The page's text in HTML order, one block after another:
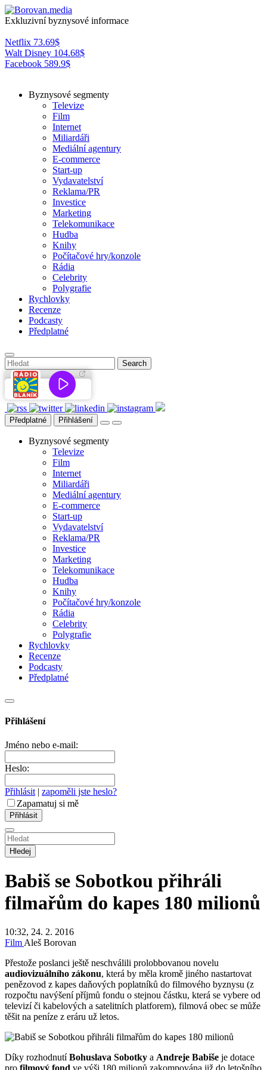
Exkluzivní byznysové informace
Netflix 73.69$
Walt Disney 104.68$
Facebook 589.9$
Byznysové segmenty
Televize
Film
Internet
Miliardáři
Mediální agentury
E-commerce
Start-up
Vydavatelství
Reklama/PR
Investice
Marketing
Telekomunikace
Hudba
Knihy
Počítačové hry/konzole
Rádia
Celebrity
Polygrafie
Rychlovky
Recenze
Podcasty
Předplatné
Předplatné Přihlášení
Byznysové segmenty
Televize
Film
Internet
Miliardáři
Mediální agentury
E-commerce
Start-up
Vydavatelství
Reklama/PR
Investice
Marketing
Telekomunikace
Hudba
Knihy
Počítačové hry/konzole
Rádia
Celebrity
Polygrafie
Rychlovky
Recenze
Podcasty
Předplatné
Přihlášení
Jméno nebo e-mail:
Heslo:
Přihlásit | zapoměli jste heslo?
Zapamatuj si mě
Hledej
Babiš se Sobotkou přihráli
filmařům do kapes 180 milionů
10:32, 24. 2. 2016
FilmAleš Borovan
Přestože poslanci ještě neschválili prolobbovanou novelu
audiovizuálního zákonu, která by měla kromě jiného nastartovat
penězovod z kapes daňových poplatníků do filmového byznysu (z
rozpočtu navýšení příjmů fondu o stejnou částku, která se vybere od
televizí či kabelových a satelitních platforem), filmová obec se může
těšit na peníze z eráru už letos.
Díky rozhodnutíBohuslava Sobotky a Andreje Babiše je dotace